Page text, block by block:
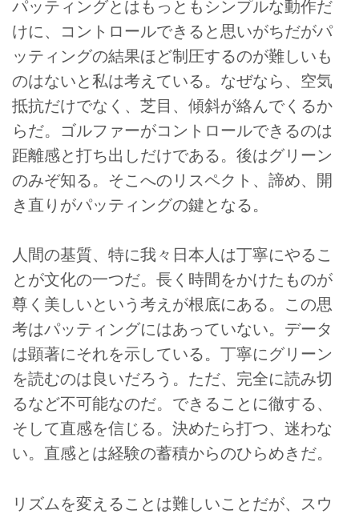
パッティングとはもっともシンプルな動作だ
けに、コントロールできると思いがちだがパ
ッティングの結果ほど制圧するのが難しいも
のはないと私は考えている。なぜなら、空気
抵抗だけでなく、芝目、傾斜が絡んでくるか
らだ。ゴルファーがコントロールできるのは
距離感と打ち出しだけである。後はグリーン
のみぞ知る。そこへのリスペクト、諦め、開
き直りがパッティングの鍵となる。
人間の基質、特に我々日本人は丁寧にやるこ
とが文化の一つだ。長く時間をかけたものが
尊く美しいという考えが根底にある。この思
考はパッティングにはあっていない。データ
は顕著にそれを示している。丁寧にグリーン
を読むのは良いだろう。ただ、完全に読み切
るなど不可能なのだ。できることに徹する、
そして直感を信じる。決めたら打つ、迷わな
い。直感とは経験の蓄積からのひらめきだ。
リズムを変えることは難しいことだが、スウ